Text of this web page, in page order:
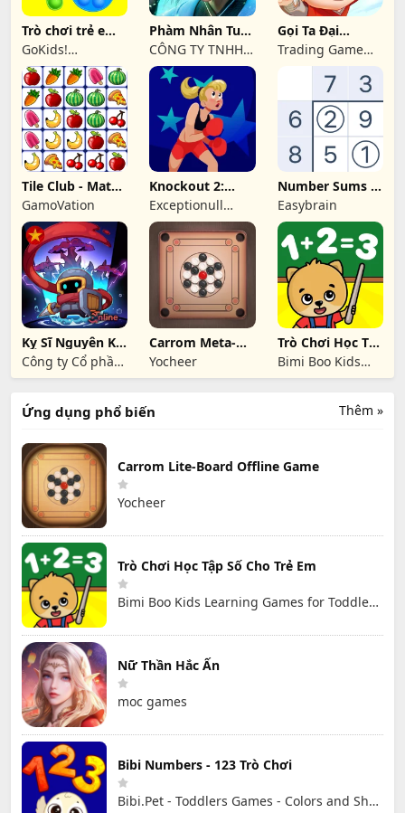
Trò chơi trẻ em:
số, học toán
GoKids!
publishing
Phàm Nhân Tu
Tiên: Duyên Khởi
CÔNG TY TNHH
CÔNG NGHỆ VÀ
DỊCH VỤ HỒNG
Gọi Ta Đại
Chưởng Quỹ
Trading Game
Studio
Tile Club - Match
Puzzle Game
GamoVation
Knockout 2:
Wrath of the
Karen
Exceptionull
Games
Number Sums -
Game Xếp Số
Easybrain
Kỵ Sĩ Nguyên Khí
Tiền Truyện
Công ty Cổ phần
3T online
Carrom Meta-
Board Disc Game
Yocheer
Trò Chơi Học Tập
Số Cho Trẻ Em
Bimi Boo Kids
Learning Games
Thêm »
Ứng dụng phổ biến
Carrom Lite-Board Offline Game
Yocheer
Trò Chơi Học Tập Số Cho Trẻ Em
Bimi Boo Kids Learning Games for Toddlers FZ-LLC
Nữ Thần Hắc Ấn
moc games
Bibi Numbers - 123 Trò Chơi
Bibi.Pet - Toddlers Games - Colors and Shapes